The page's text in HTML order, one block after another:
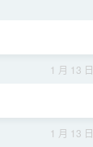
1 月 13 日
1 月 13 日